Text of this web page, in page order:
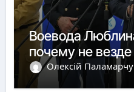
Воевода
почему не везде
Олексій